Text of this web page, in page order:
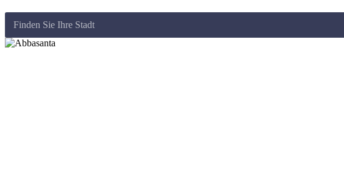
Finden Sie Ihre Stadt